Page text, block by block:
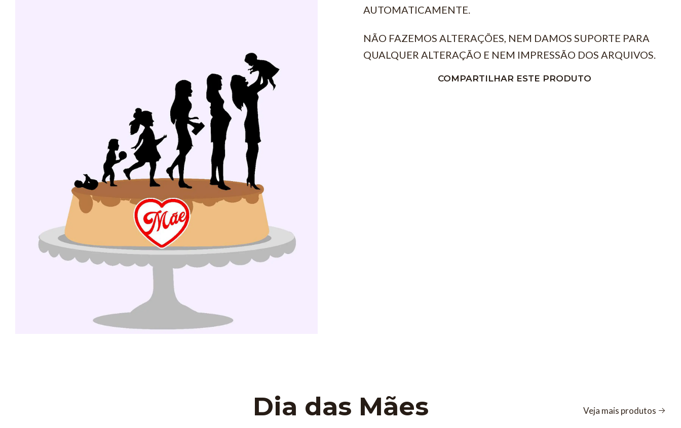
AUTOMATICAMENTE.
NÃO FAZEMOS ALTERAÇÕES, NEM DAMOS SUPORTE PARA
QUALQUER ALTERAÇÃO E NEM IMPRESSÃO DOS ARQUIVOS.
COMPARTILHAR ESTE PRODUTO
Dia das Mães Veja mais produtos